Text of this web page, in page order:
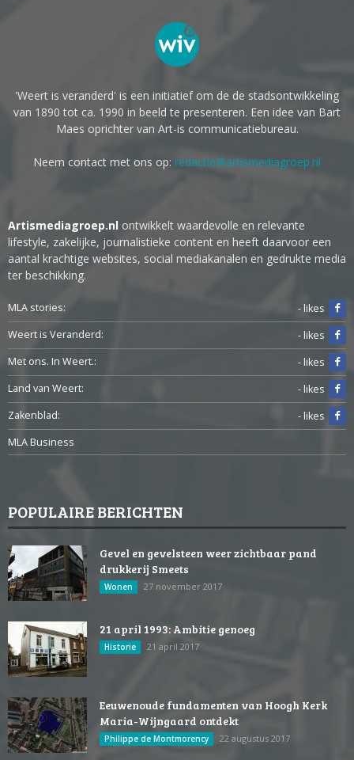
'Weert is veranderd' is een initiatief om de de stadsontwikkeling
van 1890 tot ca. 1990 in beeld te presenteren. Een idee van Bart
Maes oprichter van Art-is communicatiebureau.
Neem contact met ons op: redactie@artismediagroep.nl
Artismediagroep.nl ontwikkelt waardevolle en relevante
lifestyle, zakelijke, journalistieke content en heeft daarvoor een
aantal krachtige websites, social mediakanalen en gedrukte media
ter beschikking.
MLA stories:
- likes
Weert is Veranderd:
- likes
Met ons. In Weert.:
- likes
Land van Weert:
- likes
Zakenblad:
- likes
MLA Business
POPULAIRE BERICHTEN
Gevel en gevelsteen weer zichtbaar pand
drukkerij Smeets
Wonen 27 november 2017
21 april 1993: Ambitie genoeg
Historie 21 april 2017
Eeuwenoude fundamenten van Hoogh Kerk
Maria-Wijngaard ontdekt
Philippe de Montmorency 22 augustus 2017